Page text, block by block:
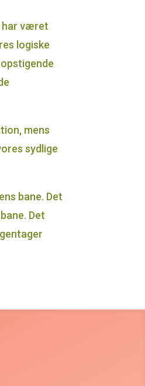
har været
logiske
mens
sydlige
bane. Det
Det